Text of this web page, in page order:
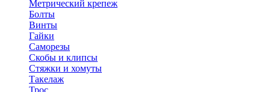
Метрический крепеж
Болты
Винты
Гайки
Саморезы
Скобы и клипсы
Стяжки и хомуты
Такелаж
Трос